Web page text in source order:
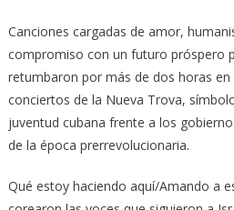
Canciones cargadas de amor,
compromiso con un futuro próspero
retumbaron por más de dos horas
conciertos de la Nueva Trova,
juventud cubana frente a los
de la época prerrevolucionaria.
Qué estoy haciendo aquí/Amando a